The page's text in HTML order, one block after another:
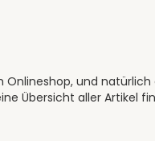
und
Übersicht aller Artikel